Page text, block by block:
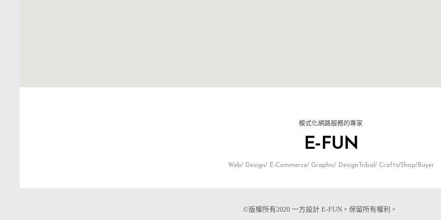
模式化網路服務的專家
E-FUN
Web/ Design/ E-Commerce/ Graphic/ DesignTribal/ Crafts/Shop/Buyer
©版權所有2020 一方設計 E-FUN。保留所有權利。